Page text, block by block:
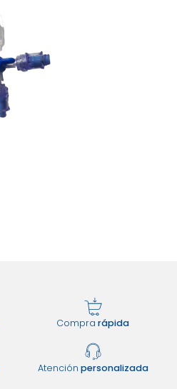
Comprarápida
Atención personalizada